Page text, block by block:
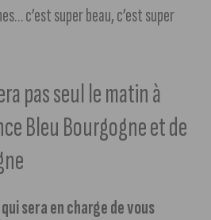
c’est super beau, c’est super
pas seul le matin à
Bleu Bourgogne et de
sera en charge de vous